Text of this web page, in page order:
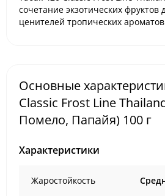
сочетание экзотических
ценителей тропических
Основные
Classic Frost Line
Помело, Папайя) 100 г
Характеристики
Жаростойкость